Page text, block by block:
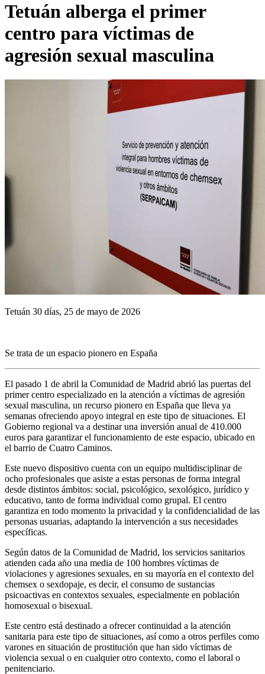
Tetuán alberga el primer
centro para víctimas de
agresión sexual masculina
Tetuán 30 días, 25 de mayo de 2026
Se trata de un espacio pionero en España
El pasado 1 de abril la Comunidad de Madrid abrió las puertas del
primer centro especializado en la atención a víctimas de agresión
sexual masculina, un recurso pionero en España que lleva ya
semanas ofreciendo apoyo integral en este tipo de situaciones. El
Gobierno regional va a destinar una inversión anual de 410.000
euros para garantizar el funcionamiento de este espacio, ubicado en
el barrio de Cuatro Caminos.
Este nuevo dispositivo cuenta con un equipo multidisciplinar de
ocho profesionales que asiste a estas personas de forma integral
desde distintos ámbitos: social, psicológico, sexológico, jurídico y
educativo, tanto de forma individual como grupal. El centro
garantiza en todo momento la privacidad y la confidencialidad de las
personas usuarias, adaptando la intervención a sus necesidades
específicas.
Según datos de la Comunidad de Madrid, los servicios sanitarios
atienden cada año una media de 100 hombres víctimas de
violaciones y agresiones sexuales, en su mayoría en el contexto del
chemsex o sexdopaje, es decir, el consumo de sustancias
psicoactivas en contextos sexuales, especialmente en población
homosexual o bisexual.
Este centro está destinado a ofrecer continuidad a la atención
sanitaria para este tipo de situaciones, así como a otros perfiles como
varones en situación de prostitución que han sido víctimas de
violencia sexual o en cualquier otro contexto, como el laboral o
penitenciario.